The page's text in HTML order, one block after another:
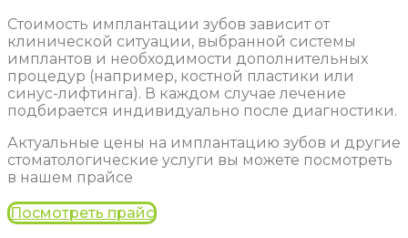
Стоимость имплантации зубов зависит от
клинической ситуации, выбранной системы
имплантов и необходимости дополнительных
процедур (например, костной пластики или
синус-лифтинга). В каждом случае лечение
подбирается индивидуально после диагностики.
Актуальные цены на имплантацию зубов и другие
стоматологические услуги вы можете посмотреть
в нашем прайсе
Посмотреть прайс